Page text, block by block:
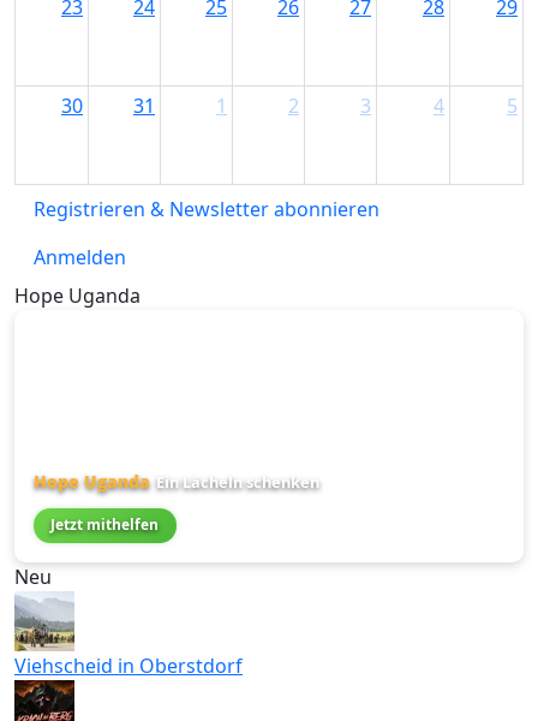
23 24 25 26 27 28 29
30 31 1 2 3 4 5
Registrieren & Newsletter abonnieren
Anmelden
Hope Uganda
Hope Uganda Ein Lächeln schenken
Jetzt mithelfen
Neu
Viehscheid in Oberstdorf